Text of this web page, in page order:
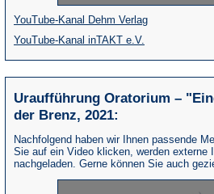
YouTube-Kanal Dehm Verlag(Öffnet
einem
neuen
Tab)
YouTube-Kanal inTAKT e.V.
in
einem
neuen
Uraufführung Oratorium –
der Brenz, 2021:
Nachfolgend haben wir Ihnen passende
Sie auf ein Video klicken, werden externe
nachgeladen. Gerne können Sie auch